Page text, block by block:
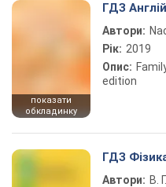
показати
обкладинку
ГДЗ
Автори:
Рік: 2019
Опис:
edition
ГДЗ
Автори: В.